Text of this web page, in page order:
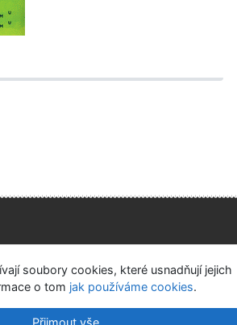
Napište nám Nastavení cookies
- Univerzita Hradec Králové
soubory cookies, které usnadňují jejich
o tom jak používáme cookies.
Přijmout vše